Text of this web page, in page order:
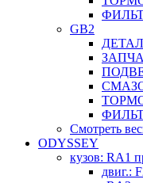
GB2
Смотреть
ODYSSEY
кузов: RA1
двиг.: